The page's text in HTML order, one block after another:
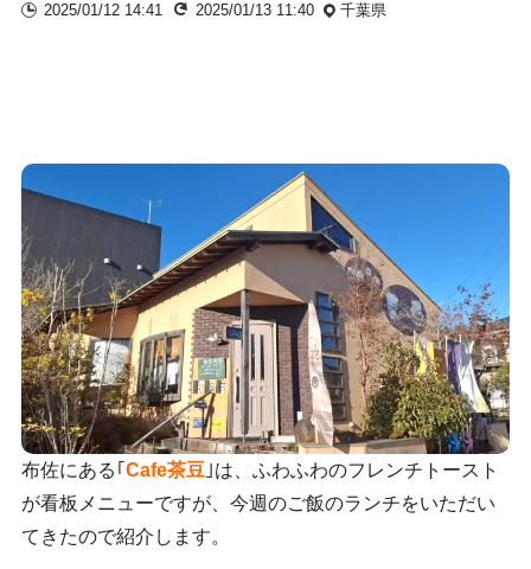
2025/01/12 14:41 2025/01/13 11:40 千葉県
布佐にある｢ Cafe茶豆 ｣は、ふわふわのフレンチトースト
が看板メニューですが、今週のご飯のランチをいただい
てきたので紹介します。